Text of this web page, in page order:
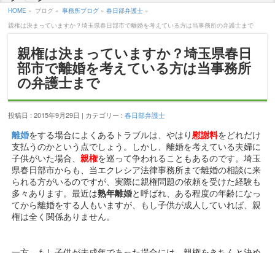
HOME » ブログ » 事務所ブログ »春日部弁護士 »
親権は決まっていますか？埼玉県春日部市で離婚を考えている方は当事務所の弁護士まで
親権は決まっていますか？埼玉県春日
部市で離婚を考えている方は当事務所
の弁護士まで
投稿日 : 2015年9月29日 | カテゴリー :春日部弁護士
離婚をする場合によくあるトラブルは、やはり慰謝料をどれだけ
支払うのかという点でしょう。しかし、離婚を考えている夫婦に
子供がいた場合、親権を巡って争われることもあるのです。埼玉
県春日部市からも、当エクレシア法律事務所まで離婚の相談に来
られる方がいるのですが、実際に親権問題の依頼を受けた経験も
多々あります。最近は熟年離婚と呼ばれ、ある程度の年齢になっ
てから離婚をする人もいますが、もし子供が成人していれば、親
権は全く関係ありません。